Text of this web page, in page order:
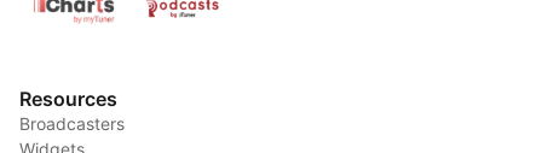
Resources
Broadcasters